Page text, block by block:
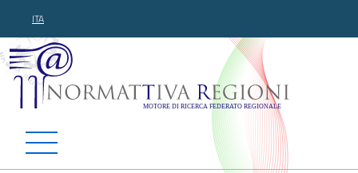
ITA
Normattiva Regioni -